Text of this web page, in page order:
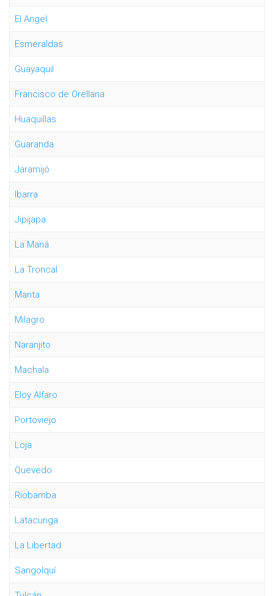
El Angel
Esmeraldas
Guayaquil
Francisco de Orellana
Huaquillas
Guaranda
Jaramijó
Ibarra
Jipijapa
La Maná
La Troncal
Manta
Milagro
Naranjito
Machala
Eloy Alfaro
Portoviejo
Loja
Quevedo
Riobamba
Latacunga
La Libertad
Sangolquí